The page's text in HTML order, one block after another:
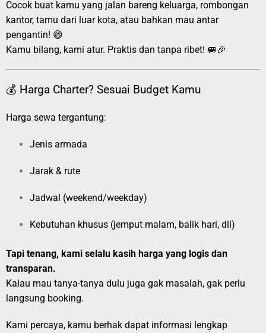
Cocok buat kamu yang jalan bareng keluarga, rombongan
kantor, tamu dari luar kota, atau bahkan mau antar
pengantin! 😄
Kamu bilang, kami atur. Praktis dan tanpa ribet! 🚐🎉
💰 Harga Charter? Sesuai Budget Kamu
Harga sewa tergantung:
Jenis armada
Jarak & rute
Jadwal (weekend/weekday)
Kebutuhan khusus (jemput malam, balik hari, dll)
Tapi tenang, kami selalu kasih harga yang logis dan
transparan.
Kalau mau tanya-tanya dulu juga gak masalah, gak perlu
langsung booking.
Kami percaya, kamu berhak dapat informasi lengkap